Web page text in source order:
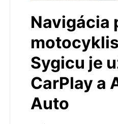
Navigácia
Sygicu je
CarPlay a
Auto